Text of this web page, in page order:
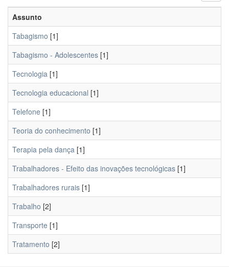
Assunto
Tabagismo [1]
Tabagismo - Adolescentes [1]
Tecnologia [1]
Tecnologia educacional [1]
Telefone [1]
Teoria do conhecimento [1]
Terapia pela dança [1]
Trabalhadores - Efeito das inovações tecnológicas [1]
Trabalhadores rurais [1]
Trabalho [2]
Transporte [1]
Tratamento [2]